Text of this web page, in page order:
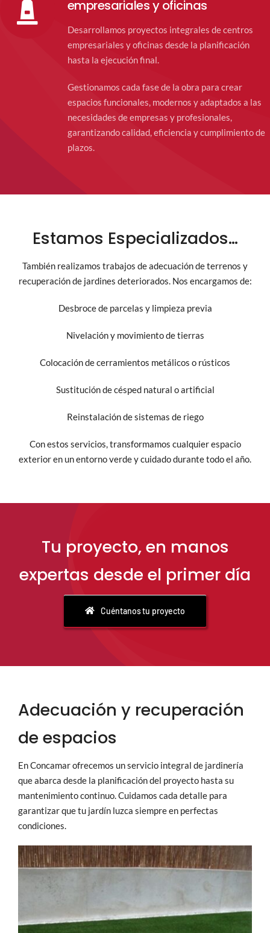
empresariales y oficinas
Desarrollamos proyectos integrales de centros
empresariales y oficinas desde la planificación
hasta la ejecución final.
Gestionamos cada fase de la obra para crear
espacios funcionales, modernos y adaptados a las
necesidades de empresas y profesionales,
garantizando calidad, eficiencia y cumplimiento de
plazos.
Estamos Especializados…
También realizamos trabajos de adecuación de terrenos y
recuperación de jardines deteriorados. Nos encargamos de:
Desbroce de parcelas y limpieza previa
Nivelación y movimiento de tierras
Colocación de cerramientos metálicos o rústicos
Sustitución de césped natural o artificial
Reinstalación de sistemas de riego
Con estos servicios, transformamos cualquier espacio
exterior en un entorno verde y cuidado durante todo el año.
Tu proyecto, en manos
expertas desde el primer día
Cuéntanos tu proyecto
Adecuación y recuperación
de espacios
En Concamar ofrecemos un servicio integral de jardinería
que abarca desde la planificación del proyecto hasta su
mantenimiento continuo. Cuidamos cada detalle para
garantizar que tu jardín luzca siempre en perfectas
condiciones.